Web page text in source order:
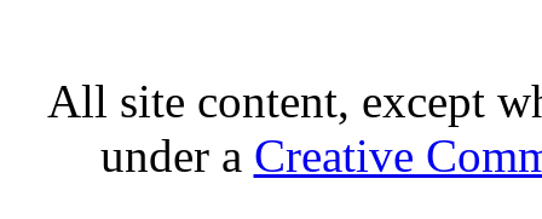
All site content, except
under a Creative